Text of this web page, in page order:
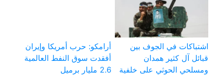
اشتباكات في الجوف بين
قبائل آل كثير همدان
ومسلحي الحوثي على خلفية
أرامكو: حرب أمريكا وإيران
أفقدت سوق النفط العالمية
2.6 مليار برميل